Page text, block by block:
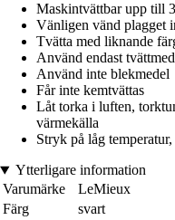
Maskintvättbar upp till
Vänligen vänd plagget
Tvätta med liknande
Använd endast
Använd inte blekmedel
Får inte kemtvättas
Låt torka i luften,
värmekälla
Stryk på låg
Ytterligare information
Varumärke
LeMieux
Färg
svart